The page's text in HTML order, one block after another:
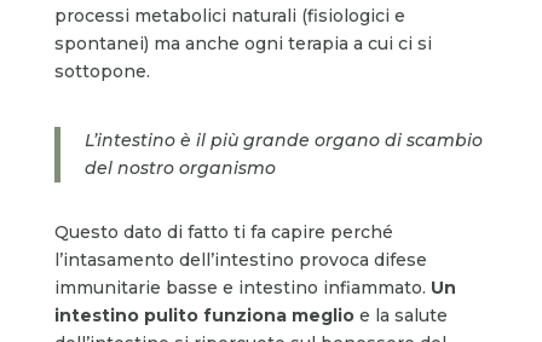
processi metabolici naturali (fisiologici e
spontanei) ma anche ogni terapia a cui ci si
sottopone.
L’intestino è il più grande organo di scambio
del nostro organismo
Questo dato di fatto ti fa capire perché
l’intasamento dell’intestino provoca difese
immunitarie basse e intestino infiammato. Un
intestino pulito funziona meglioe la salute